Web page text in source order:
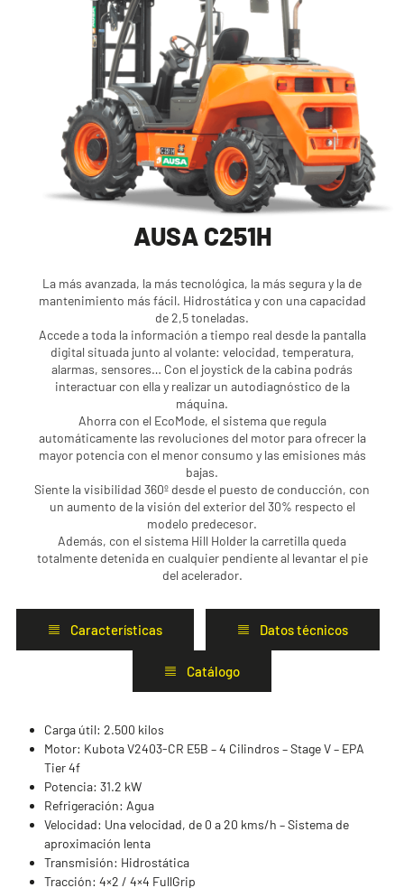
AUSA C251H
La más avanzada, la más tecnológica, la más segura y la de
mantenimiento más fácil. Hidrostática y con una capacidad
de 2,5 toneladas.
Accede a toda la información a tiempo real desde la pantalla
digital situada junto al volante: velocidad, temperatura,
alarmas, sensores… Con el joystick de la cabina podrás
interactuar con ella y realizar un autodiagnóstico de la
máquina.
Ahorra con el EcoMode, el sistema que regula
automáticamente las revoluciones del motor para ofrecer la
mayor potencia con el menor consumo y las emisiones más
bajas.
Siente la visibilidad 360º desde el puesto de conducción, con
un aumento de la visión del exterior del 30% respecto el
modelo predecesor.
Además, con el sistema Hill Holder la carretilla queda
totalmente detenida en cualquier pendiente al levantar el pie
del acelerador.
Características Datos técnicos
Catálogo
Carga útil: 2.500 kilos
Motor: Kubota V2403-CR E5B – 4 Cilindros – Stage V – EPA
Tier 4f
Potencia: 31.2 kW
Refrigeración: Agua
Velocidad: Una velocidad, de 0 a 20 kms/h – Sistema de
aproximación lenta
Transmisión: Hidrostática
Tracción: 4×2 / 4×4 FullGrip